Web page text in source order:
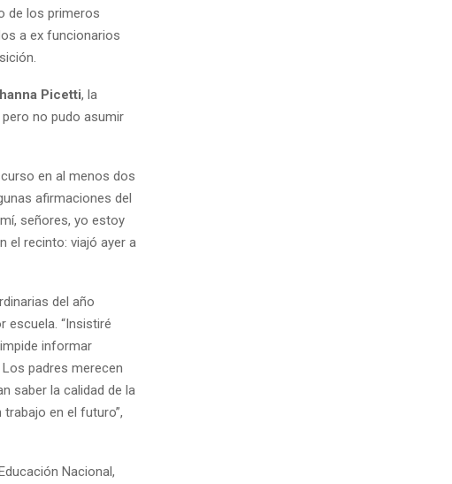
de los primeros
a ex funcionarios
Picetti, la
no pudo asumir
en al menos dos
afirmaciones del
señores, yo estoy
el recinto: viajó ayer a
del año
escuela. “Insistiré
informar
padres merecen
saber la calidad de la
en el futuro”,
Nacional,